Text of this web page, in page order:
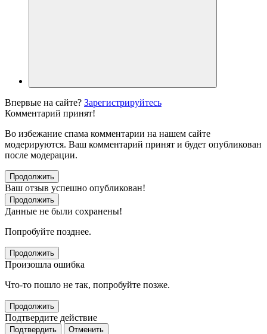
Впервые на сайте? Зарегистрируйтесь
Комментарий принят!
Во избежание спама комментарии на нашем сайте
модерируются. Ваш комментарий принят и будет опубликован
после модерации.
Продолжить
Ваш отзыв успешно опубликован!
Продолжить
Данные не были сохранены!
Попробуйте позднее.
Продолжить
Произошла ошибка
Что-то пошло не так, попробуйте позже.
Продолжить
Подтвердите действие
Подтвердить Отменить